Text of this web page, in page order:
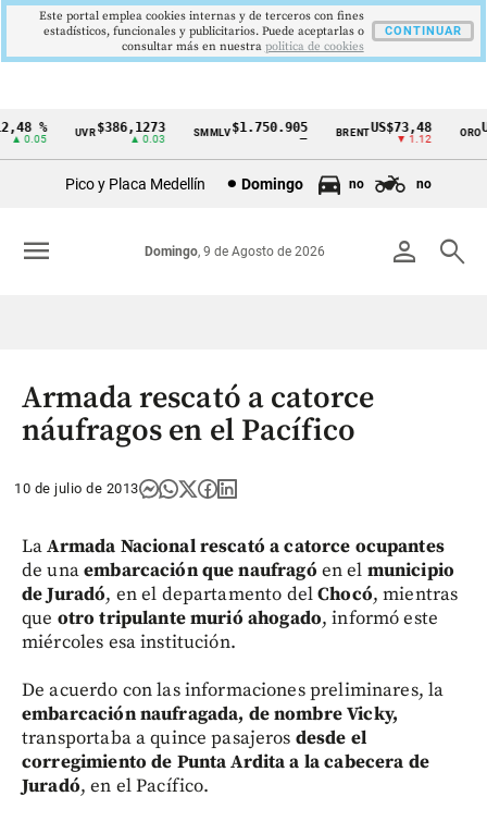
Cintillo
Colombia
%
0.05
UVR$386,1273
▲ 0.03
SMMLV$1.750.905 BRENTUS$73,48
▼ 1.12
ORO
Pico y Placa Medellín Domingo no no
person search
Domingo, 9 de Agosto de 2026
menu
Armada rescató a catorce
náufragos en el Pacífico
10 de julio de 2013
LaArmada Nacional rescató a catorce ocupantes
de unaembarcación que naufragó en el municipio
de Juradó, en el departamento delChocó, mientras
que otro tripulante murió ahogado, informó este
miércoles esa institución.
De acuerdo con las informaciones preliminares, la
embarcación naufragada, de nombre Vicky,
transportaba a quince pasajeros desde el
corregimiento de Punta Ardita a la cabecera de
Juradó, en el Pacífico.
Este portal emplea cookies internas y de terceros con fines
estadísticos, funcionales y publicitarios. Puede aceptarlas o
consultar más en nuestra politica de cookies
CONTINUAR